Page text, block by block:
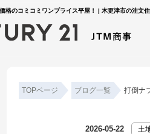
のコミコミワンプライス平屋！ | 木更津市の注文
TOPページ ブログ一覧 打倒ナ
2026-05-22 土